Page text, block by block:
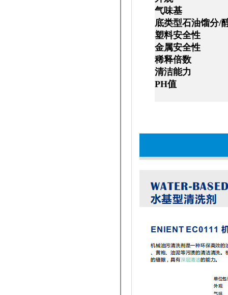
气味
底类型石油
塑料安
金属安
稀释
清洁
PH值